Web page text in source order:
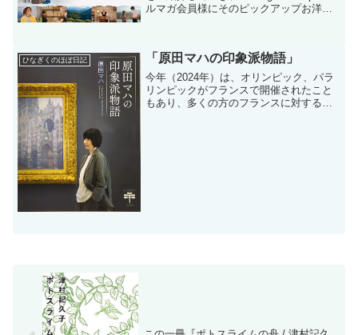
ルマガ会員様にそのピックアップお洋服
を...
ひなぎくのほぼ日記 「原田マハの印象派物語」
今年（2024年）は、オリンピック、パラ
リンピックがフランスで開催されたこと
もあり、多くの方のフランスに対する関